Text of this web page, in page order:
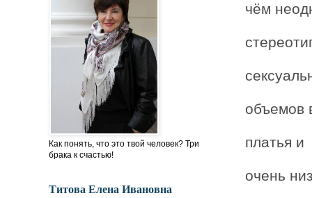
чём
объемов
платья
очень
Как понять, что это твой человек? Три
брака к счастью!
Титова Елена Ивановна